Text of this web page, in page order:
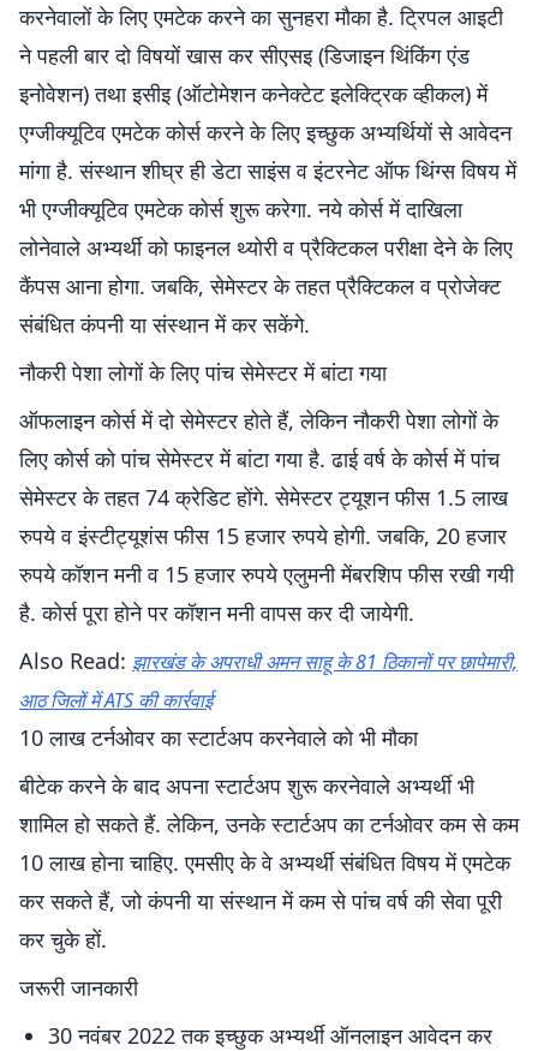
करनेवालों के लिए एमटेक करने का सुनहरा मौका है. ट्रिपल आइटी
ने पहली बार दो विषयों खास कर सीएसइ (डिजाइन थिंकिंग एंड
इनोवेशन) तथा इसीइ (ऑटोमेशन कनेक्टेट इलेक्ट्रिक व्हीकल) में
एग्जीक्यूटिव एमटेक कोर्स करने के लिए इच्छुक अभ्यर्थियों से आवेदन
मांगा है. संस्थान शीघ्र ही डेटा साइंस व इंटरनेट ऑफ थिंग्स विषय में
भी एग्जीक्यूटिव एमटेक कोर्स शुरू करेगा. नये कोर्स में दाखिला
लोनेवाले अभ्यर्थी को फाइनल थ्योरी व प्रैक्टिकल परीक्षा देने के लिए
कैंपस आना होगा. जबकि, सेमेस्टर के तहत प्रैक्टिकल व प्रोजेक्ट
संबंधित कंपनी या संस्थान में कर सकेंगे.
नौकरी पेशा लोगों के लिए पांच सेमेस्टर में बांटा गया
ऑफलाइन कोर्स में दो सेमेस्टर होते हैं, लेकिन नौकरी पेशा लोगों के
लिए कोर्स को पांच सेमेस्टर में बांटा गया है. ढाई वर्ष के कोर्स में पांच
सेमेस्टर के तहत 74 क्रेडिट होंगे. सेमेस्टर ट्यूशन फीस 1.5 लाख
रुपये व इंस्टीट्यूशंस फीस 15 हजार रुपये होगी. जबकि, 20 हजार
रुपये कॉशन मनी व 15 हजार रुपये एलुमनी मेंबरशिप फीस रखी गयी
है. कोर्स पूरा होने पर कॉशन मनी वापस कर दी जायेगी.
Also Read: झारखंड के अपराधी अमन साहू के 81 ठिकानों पर छापेमारी,
आठ जिलों में ATS की कार्रवाई
10 लाख टर्नओवर का स्टार्टअप करनेवाले को भी मौका
बीटेक करने के बाद अपना स्टार्टअप शुरू करनेवाले अभ्यर्थी भी
शामिल हो सकते हैं. लेकिन, उनके स्टार्टअप का टर्नओवर कम से कम
10 लाख होना चाहिए. एमसीए के वे अभ्यर्थी संबंधित विषय में एमटेक
कर सकते हैं, जो कंपनी या संस्थान में कम से पांच वर्ष की सेवा पूरी
कर चुके हों.
जरूरी जानकारी
30 नवंबर 2022 तक इच्छुक अभ्यर्थी ऑनलाइन आवेदन कर